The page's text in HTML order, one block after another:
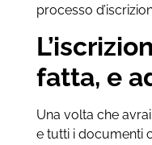
processo
fatta, e
Una volta che
e tutti i documenti